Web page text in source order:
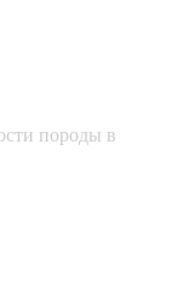
породы в